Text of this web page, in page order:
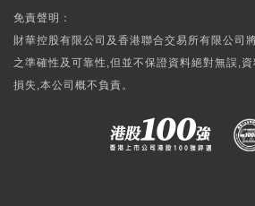
免責聲明：
財華控股有限公司及香港聯合交易所有限公司
之準確性及可靠性,但並不保證資料絕對無誤,
損失,本公司概不負責。